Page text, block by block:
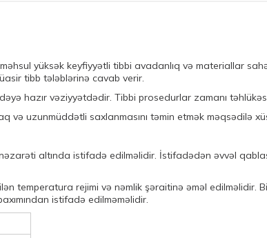
yüksək keyfiyyətli tibbi avadanlıq və materiallar
tibb tələblərinə cavab verir.
hazır vəziyyətdədir. Tibbi prosedurlar zamanı
və uzunmüddətli saxlanmasını təmin etmək məqsədilə
nəzarəti altında istifadə edilməlidir. İstifadədən əvvəl
temperatura rejimi və nəmlik şəraitinə əməl edilməlidir.
istifadə edilməməlidir.